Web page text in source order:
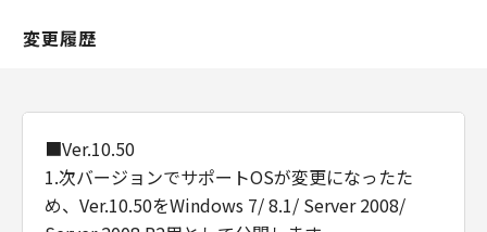
変更履歴
■Ver.10.50
1.次バージョンでサポートOSが変更になったた
め、Ver.10.50をWindows 7/ 8.1/ Server 2008/